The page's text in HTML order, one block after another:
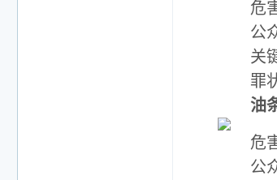
危
公众
关键
罪状
油
危
公众